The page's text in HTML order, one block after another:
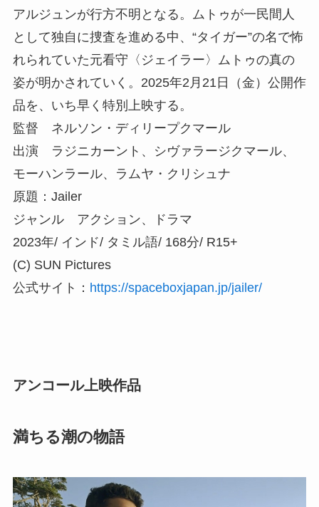
アルジュンが行方不明となる。ムトゥが一民間人
として独自に捜査を進める中、“タイガー”の名で怖
れられていた元看守〈ジェイラー〉ムトゥの真の
姿が明かされていく。2025年2月21日（金）公開作
品を、いち早く特別上映する。
監督 ネルソン・ディリープクマール
出演 ラジニカーント、シヴァラージクマール、
モーハンラール、ラムヤ・クリシュナ
原題：Jailer
ジャンル アクション、ドラマ
2023年/ インド/ タミル語/ 168分/ R15+
(C) SUN Pictures
公式サイト： https://spaceboxjapan.jp/jailer/
アンコール上映作品
満ちる潮の物語